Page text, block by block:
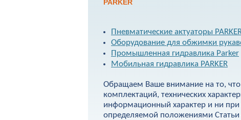
PARKER
Пневматические актуаторы
Оборудование для обжимки
Промышленная гидравлика Parker
Мобильная гидравлика PARKER
Обращаем Ваше внимание на то, что
комплектаций, технических
информационный характер и ни при
определяемой положениями Статьи